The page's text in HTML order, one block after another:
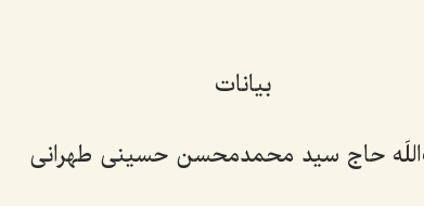
بیانات
حاج سید محمدمحسن حسینی طهرانی